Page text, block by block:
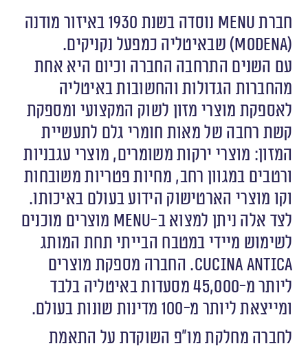
חברת MENU נוסדה בשנת 1930 באיזור מודנה
(MODENA) שבאיטליה כמפעל נקניקים.
עם השנים התרחבה החברה וכיום היא אחת
מהחברות הגדולות והחשובות באיטליה
לאספקת מוצרי מזון לשוק המקצועי ומספקת
קשת רחבה של מאות חומרי גלם לתעשיית
המזון: מוצרי ירקות משומרים, מוצרי עגבניות
ורטבים במגוון רחב, מחיות פטריות משובחות
וקו מוצרי הארטישוק הידוע בעולם באיכותו.
לצד אלה ניתן למצוא ב-MENU מוצרים מוכנים
לשימוש מיידי במטבח הבייתי תחת המותג
Cucina Antica. החברה מספקת מוצרים
ליותר מ-45,000 מסעדות באיטליה בלבד
ומייצאת ליותר מ-100 מדינות שונות בעולם.
לחברה מחלקת מו”פ השוקדת על התאמת